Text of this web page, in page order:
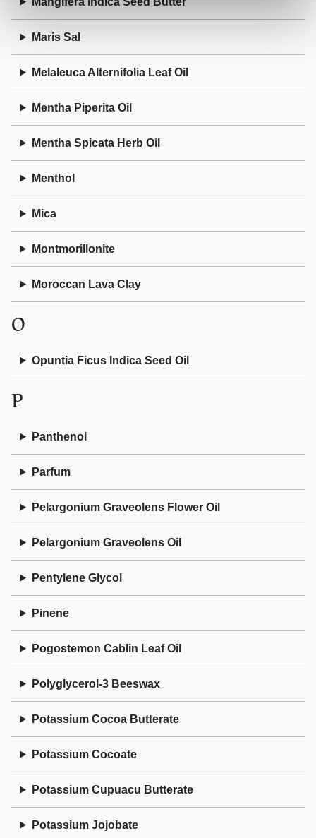
Maris Sal
Melaleuca Alternifolia Leaf Oil
Mentha Piperita Oil
Mentha Spicata Herb Oil
Menthol
Mica
Montmorillonite
Moroccan Lava Clay
O
Opuntia Ficus Indica Seed Oil
P
Panthenol
Parfum
Pelargonium Graveolens Flower Oil
Pelargonium Graveolens Oil
Pentylene Glycol
Pinene
Pogostemon Cablin Leaf Oil
Polyglycerol-3 Beeswax
Potassium Cocoa Butterate
Potassium Cocoate
Potassium Cupuacu Butterate
Potassium Jojobate